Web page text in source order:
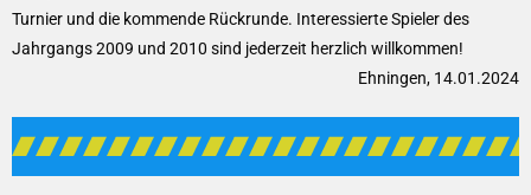
Turnier und die kommende Rückrunde. Interessierte Spieler des
Jahrgangs 2009 und 2010 sind jederzeit herzlich willkommen!
Ehningen, 14.01.2024